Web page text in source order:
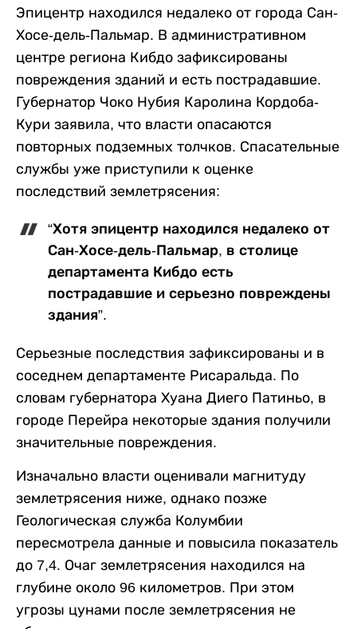
Эпицентр находился недалеко от города Сан-
Хосе-дель-Пальмар. В административном
центре региона Кибдо зафиксированы
повреждения зданий и есть пострадавшие.
Губернатор Чоко Нубия Каролина Кордоба-
Кури заявила, что власти опасаются
повторных подземных толчков. Спасательные
службы уже приступили к оценке
последствий землетрясения:
“Хотя эпицентр находился недалеко от
Сан-Хосе-дель-Пальмар, в столице
департамента Кибдо есть
пострадавшие и серьезно повреждены
здания”.
Серьезные последствия зафиксированы и в
соседнем департаменте Рисаральда. По
словам губернатора Хуана Диего Патиньо, в
городе Перейра некоторые здания получили
значительные повреждения.
Изначально власти оценивали магнитуду
землетрясения ниже, однако позже
Геологическая служба Колумбии
пересмотрела данные и повысила показатель
до 7,4. Очаг землетрясения находился на
глубине около 96 километров. При этом
угрозы цунами после землетрясения не